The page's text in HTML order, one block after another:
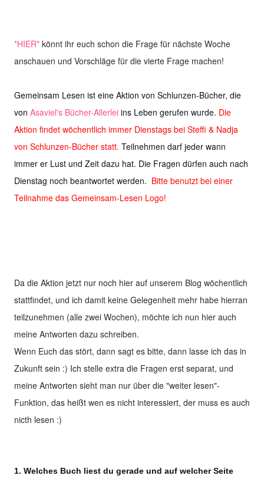
*HIER* könnt ihr euch schon die Frage für nächste Woche
anschauen und Vorschläge für die vierte Frage machen!
Gemeinsam Lesen ist eine Aktion von Schlunzen-Bücher, die
von Asaviel's Bücher-Allerlei ins Leben gerufen wurde. Die
Aktion findet wöchentlich immer Dienstags bei Steffi & Nadja
von Schlunzen-Bücher statt. Teilnehmen darf jeder wann
immer er Lust und Zeit dazu hat. Die Fragen dürfen auch nach
Dienstag noch beantwortet werden. Bitte benutzt bei einer
Teilnahme das Gemeinsam-Lesen Logo!
Da die Aktion jetzt nur noch hier auf unserem Blog wöchentlich
stattfindet, und ich damit keine Gelegenheit mehr habe hierran
teilzunehmen (alle zwei Wochen), möchte ich nun hier auch
meine Antworten dazu schreiben.
Wenn Euch das stört, dann sagt es bitte, dann lasse ich das in
Zukunft sein :) Ich stelle extra die Fragen erst separat, und
meine Antworten sieht man nur über die "weiter lesen"-
Funktion, das heißt wen es nicht interessiert, der muss es auch
nicth lesen :)
1. Welches Buch liest du gerade und auf welcher Seite